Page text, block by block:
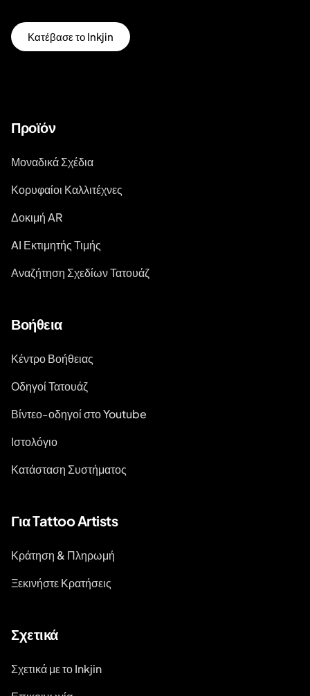
Κατέβασε το Inkjin
Προϊόν
Μοναδικά Σχέδια
Κορυφαίοι Καλλιτέχνες
Δοκιμή AR
AI Εκτιμητής Τιμής
Αναζήτηση Σχεδίων Τατουάζ
Βοήθεια
Κέντρο Βοήθειας
Οδηγοί Τατουάζ
Βίντεο-οδηγοί στο Youtube
Ιστολόγιο
Κατάσταση Συστήματος
Για Tattoo Artists
Κράτηση & Πληρωμή
Ξεκινήστε Κρατήσεις
Σχετικά
Σχετικά με το Inkjin